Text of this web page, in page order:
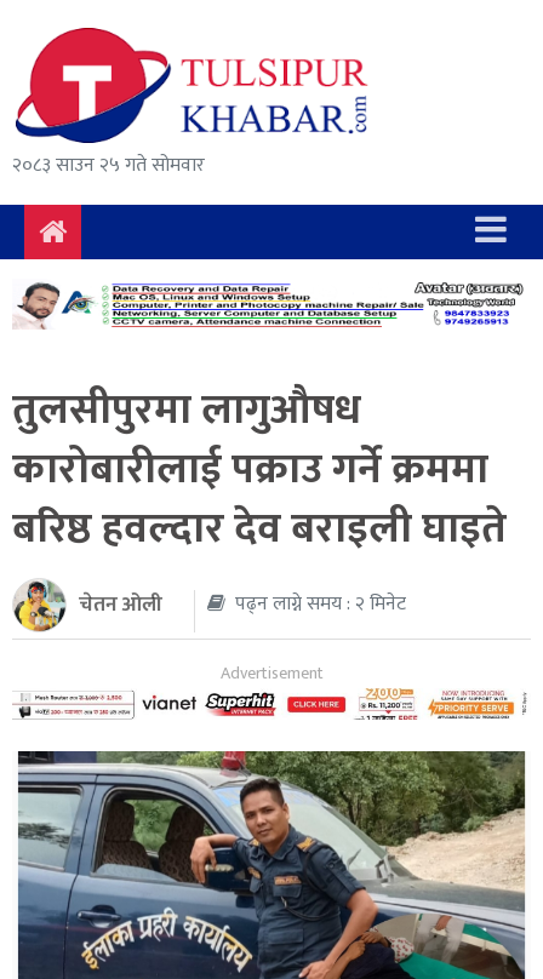
२०८३ साउन २५ गते सोमवार
समाचार
राजनीति
सुरक्षा/
अपराध
दुर्घटना
विचार
अर्थ
संवाद
मनोरञ्जन
थप
तुलसीपुरमा लागुऔषध
कारोबारीलाई पक्राउ गर्ने क्रममा
बरिष्ठ हवल्दार देव बराइली घाइते
चेतन ओली पढ्न लाग्ने समय : २ मिनेट